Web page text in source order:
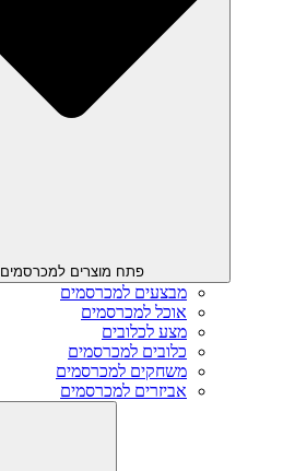
פתח מוצרים למכרסמים
מבצעים למכרסמים
אוכל למכרסמים
מצע לכלובים
כלובים למכרסמים
משחקים למכרסמים
אביזרים למכרסמים